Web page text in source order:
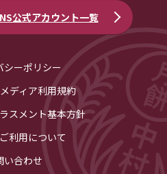
公式アカウント一覧
シーポリシー
ディア利用規約
スメント基本方針
利用について
い合わせ